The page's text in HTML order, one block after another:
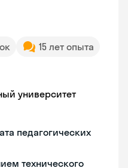
15 лет опыта
университет
педагогических
технического